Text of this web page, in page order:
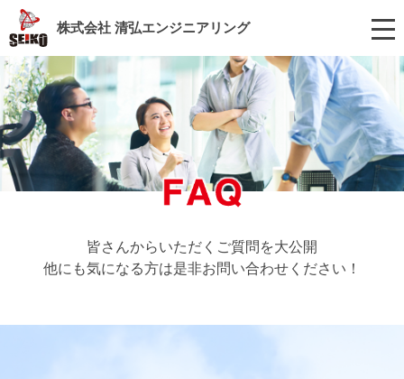
株式会社 清弘エンジニアリング
皆さんからいただくご質問を大公開
他にも気になる方は是非お問い合わせください！